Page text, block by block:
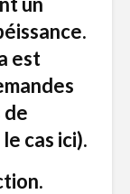
est
de
cas ici).